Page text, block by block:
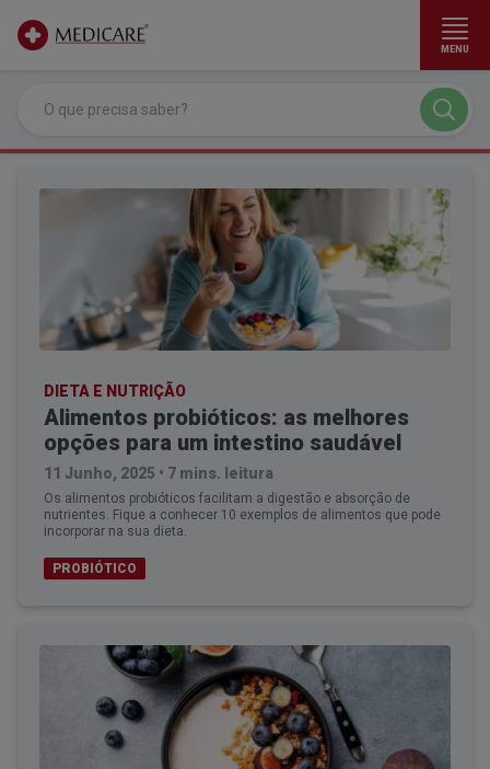
MENU
DIETA E NUTRIÇÃO
Alimentos probióticos: as melhores
opções para um intestino saudável
11 Junho, 2025 • 7 mins. leitura
Os alimentos probióticos facilitam a digestão e absorção de
nutrientes. Fique a conhecer 10 exemplos de alimentos que pode
incorporar na sua dieta.
PROBIÓTICO